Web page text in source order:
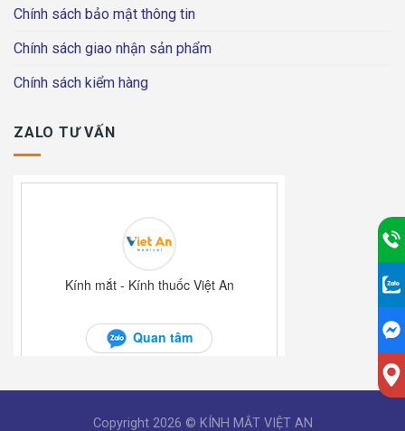
Chính sách bảo mật thông tin
Chính sách giao nhận sản phẩm
Chính sách kiểm hàng
ZALO TƯ VẤN
Copyright 2026 © KÍNH MẮT VIỆT AN